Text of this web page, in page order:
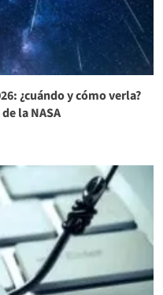
¿cuándo y cómo verla?
la NASA